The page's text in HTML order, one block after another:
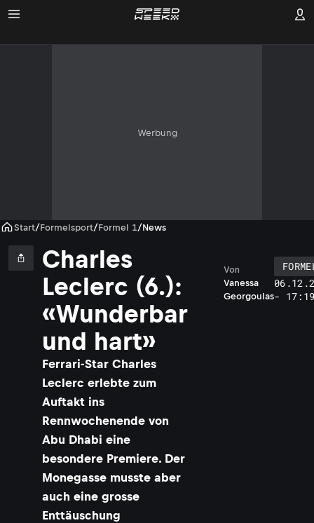
Werbung
Start/Formelsport/Formel 1/News
Charles
Leclerc (6.):
«Wunderbar
und hart»
Ferrari-Star Charles
Leclerc erlebte zum
Auftakt ins
Rennwochenende von
Abu Dhabi eine
besondere Premiere. Der
Monegasse musste aber
auch eine grosse
Enttäuschung
Vanessa
Georgoulas
Von
-